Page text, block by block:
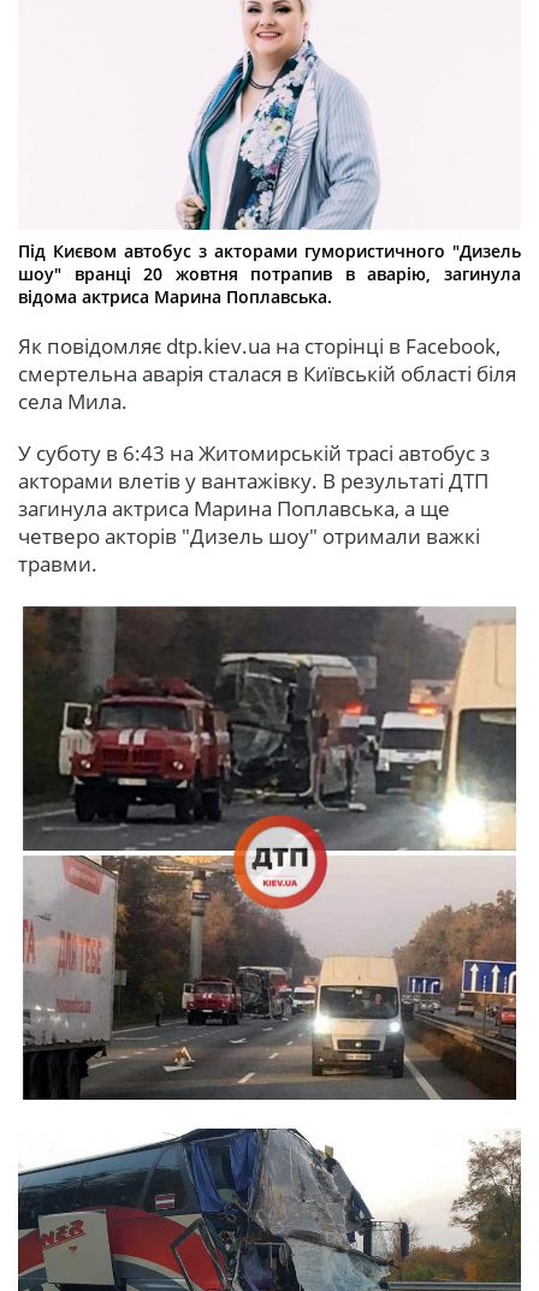
Під Києвом автобус з акторами гумористичного "Дизель
шоу" вранці 20 жовтня потрапив в аварію, загинула
відома актриса Марина Поплавська.
Як повідомляє dtp.kiev.ua на сторінці в Facebook,
смертельна аварія сталася в Київській області біля
села Мила.
У суботу в 6:43 на Житомирській трасі автобус з
акторами влетів у вантажівку. В результаті ДТП
загинула актриса Марина Поплавська, а ще
четверо акторів "Дизель шоу" отримали важкі
травми.